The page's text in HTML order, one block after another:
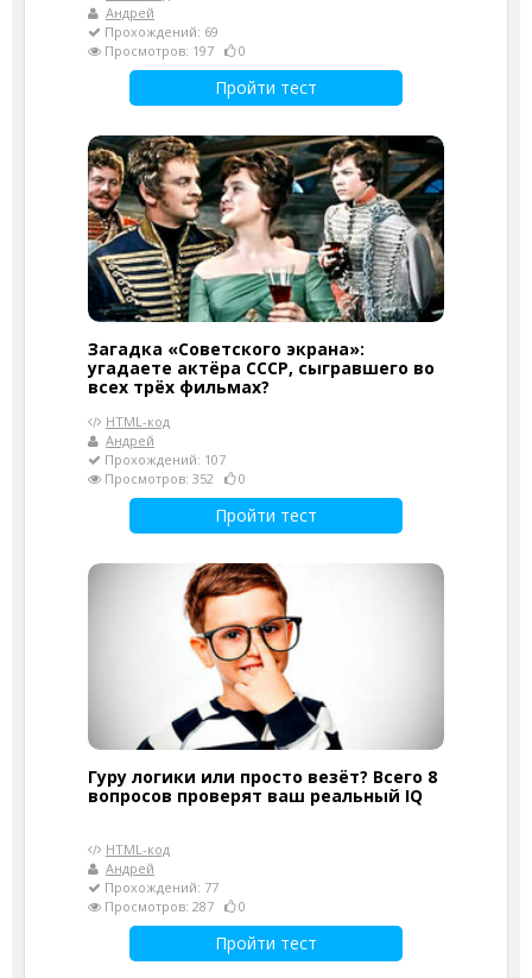
Андрей
Прохождений: 69
Просмотров: 197
0
Пройти тест
Загадка «Советского экрана»:
угадаете актёра СССР, сыгравшего во
всех трёх фильмах?
HTML-код
Андрей
Прохождений: 107
Просмотров: 352
0
Пройти тест
Гуру логики или просто везёт? Всего 8
вопросов проверят ваш реальный IQ
HTML-код
Андрей
Прохождений: 77
Просмотров: 287
0
Пройти тест